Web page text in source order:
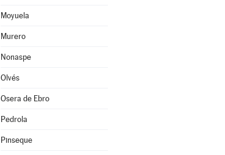
Moyuela
Murero
Nonaspe
Olvés
Osera de Ebro
Pedrola
Pinseque